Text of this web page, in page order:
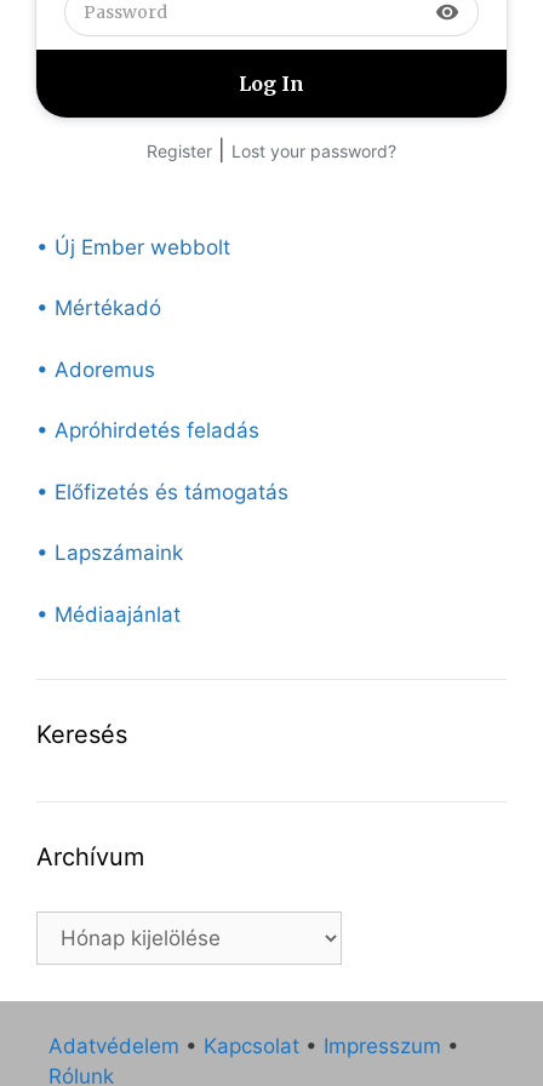
visibility
Register Lost your password?
• Új Ember webbolt
• Mértékadó
• Adoremus
• Apróhirdetés feladás
• Előfizetés és támogatás
• Lapszámaink
• Médiaajánlat
Keresés
Archívum
Archívum
Adatvédelem • Kapcsolat • Impresszum •
Rólunk